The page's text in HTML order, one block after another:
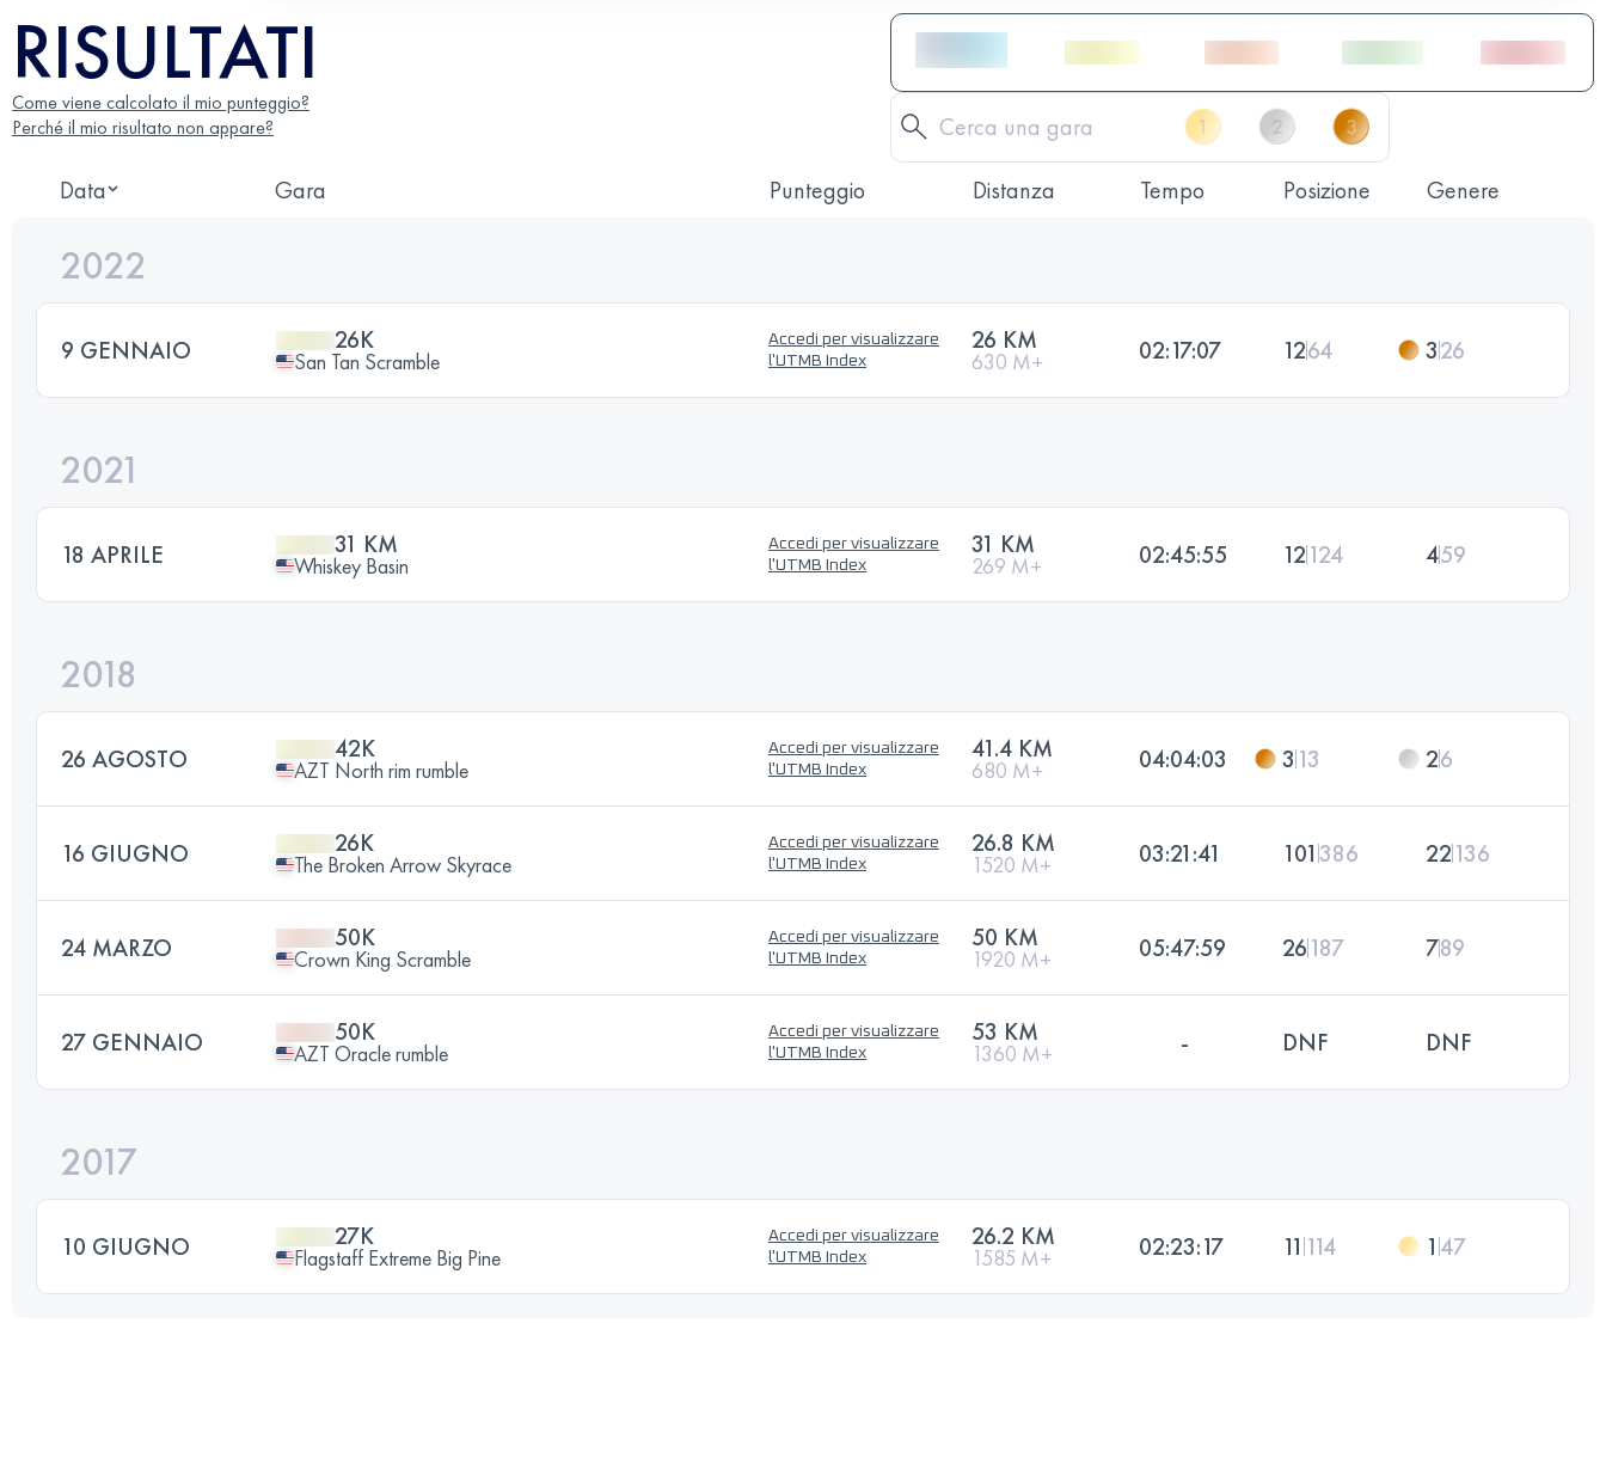
RISULTATI
Come viene calcolato il mio punteggio?
Perché il mio risultato non appare?
Data Gara Punteggio Distanza Tempo Posizione Genere
2022
9 GENNAIO 26K
San Tan Scramble
Accedi per visualizzare
l'UTMB Index
26 KM
630 M+ 02:17:07 1264 326
2021
18 APRILE 31 KM
Whiskey Basin
Accedi per visualizzare
l'UTMB Index
31 KM
269 M+ 02:45:55 12124 459
2018
26 AGOSTO 42K
AZT North rim rumble
Accedi per visualizzare
l'UTMB Index
41.4 KM
680 M+ 04:04:03 3 13 26
16 GIUGNO 26K
The Broken Arrow Skyrace
Accedi per visualizzare
l'UTMB Index
26.8 KM
1520 M+ 03:21:41 101386 22136
24 MARZO 50K
Crown King Scramble
Accedi per visualizzare
l'UTMB Index
50 KM
1920 M+ 05:47:59 26187 789
27 GENNAIO 50K
AZT Oracle rumble
Accedi per visualizzare
l'UTMB Index
53 KM
1360 M+ - DNF DNF
2017
10 GIUGNO 27K
Flagstaff Extreme Big Pine
Accedi per visualizzare
l'UTMB Index
26.2 KM
1585 M+ 02:23:17 11 114 1 47